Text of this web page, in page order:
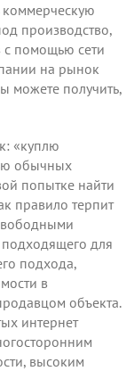
коммерческую
производство,
с помощью сети
на рынок
можете получить,
«куплю
обычных
попытке найти
правило терпит
для
подхода,
в
объекта.
интернет
высоким